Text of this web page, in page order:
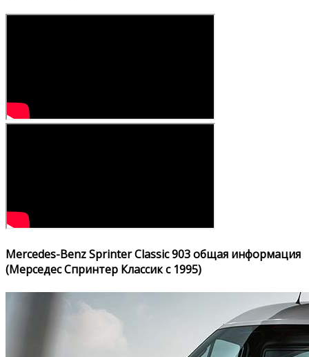
Mercedes-Benz Sprinter Classic 903 общая информация
(Мерседес Спринтер Классик с 1995)